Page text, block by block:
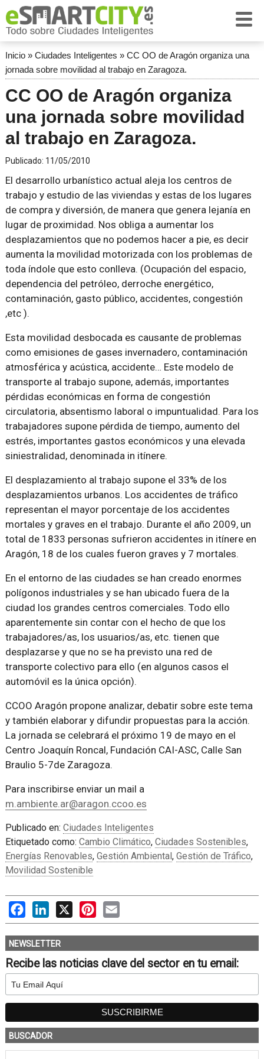
Inicio» Ciudades Inteligentes » CC OO de Aragón organiza una
jornada sobre movilidad al trabajo en Zaragoza.
CC OO de Aragón organiza
una jornada sobre movilidad
al trabajo en Zaragoza.
Publicado: 11/05/2010
El desarrollo urbanístico actual aleja los centros de
trabajo y estudio de las viviendas y estas de los lugares
de compra y diversión, de manera que genera lejanía en
lugar de proximidad. Nos obliga a aumentar los
desplazamientos que no podemos hacer a pie, es decir
aumenta la movilidad motorizada con los problemas de
toda índole que esto conlleva. (Ocupación del espacio,
dependencia del petróleo, derroche energético,
contaminación, gasto público, accidentes, congestión
,etc ).
Esta movilidad desbocada es causante de problemas
como emisiones de gases invernadero, contaminación
atmosférica y acústica, accidente… Este modelo de
transporte al trabajo supone, además, importantes
pérdidas económicas en forma de congestión
circulatoria, absentismo laboral o impuntualidad. Para los
trabajadores supone pérdida de tiempo, aumento del
estrés, importantes gastos económicos y una elevada
siniestralidad, denominada in itínere.
El desplazamiento al trabajo supone el 33% de los
desplazamientos urbanos. Los accidentes de tráfico
representan el mayor porcentaje de los accidentes
mortales y graves en el trabajo. Durante el año 2009, un
total de 1833 personas sufrieron accidentes in itínere en
Aragón, 18 de los cuales fueron graves y 7 mortales.
En el entorno de las ciudades se han creado enormes
polígonos industriales y se han ubicado fuera de la
ciudad los grandes centros comerciales. Todo ello
aparentemente sin contar con el hecho de que los
trabajadores/as, los usuarios/as, etc. tienen que
desplazarse y que no se ha previsto una red de
transporte colectivo para ello (en algunos casos el
automóvil es la única opción).
CCOO Aragón propone analizar, debatir sobre este tema
y también elaborar y difundir propuestas para la acción.
La jornada se celebrará el próximo 19 de mayo en el
Centro Joaquín Roncal, Fundación CAI-ASC, Calle San
Braulio 5-7de Zaragoza.
Para inscribirse enviar un mail a
m.ambiente.ar@aragon.ccoo.es
Publicado en: Ciudades Inteligentes
Etiquetado como: Cambio Climático, Ciudades Sostenibles,
Energías Renovables, Gestión Ambiental, Gestión de Tráfico,
Movilidad Sostenible
FacebookLinkedIn
X PinterestEmail
NEWSLETTER
Recibe las noticias clave del sector en tu email:
BUSCADOR